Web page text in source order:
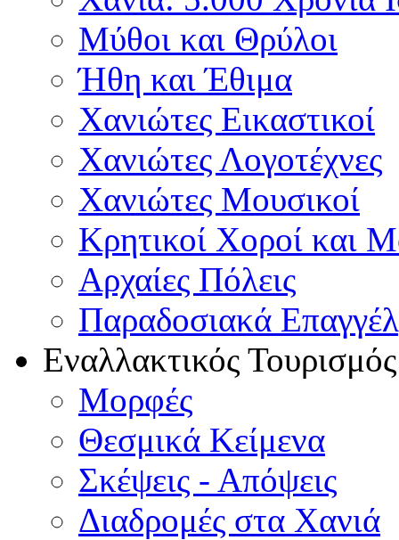
Μύθοι και Θρύλοι
Ήθη και Έθιμα
Χανιώτες Εικαστικοί
Χανιώτες Λογοτέχνες
Χανιώτες Μουσικοί
Κρητικοί Χοροί και
Αρχαίες Πόλεις
Παραδοσιακά
Εναλλακτικός Τουρισμός
Μορφές
Θεσμικά Κείμενα
Σκέψεις - Απόψεις
Διαδρομές στα Χανιά